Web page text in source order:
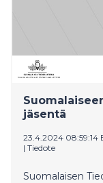
jäsentä
23.4.2024 08:59:14
| Tiedote
Suomalaisen